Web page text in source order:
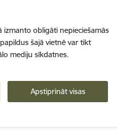
obligāti nepieciešamās
šajā vietnē var tikt
mediju sīkdatnes.
Apstiprināt visas